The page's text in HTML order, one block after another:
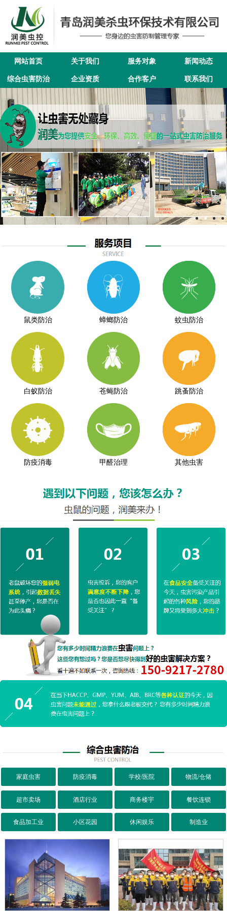
网站首页 关于我们 服务对象 新闻动态
综合虫害防治 企业资质 合作客户 联系我们
鼠类防治 蟑螂防治 蚊虫防治
白蚁防治 苍蝇防治 跳蚤防治
防疫消毒 甲醛治理 其他虫害
家庭虫害 防疫消毒 学校/医院 物流/仓储
超市卖场 酒店行业 商务楼宇 餐饮连锁
食品加工业 小区花园 休闲娱乐 制造业